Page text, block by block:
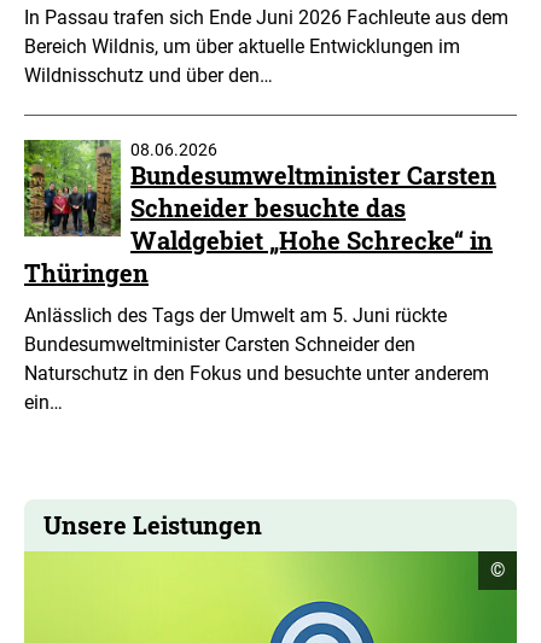
In Passau trafen sich Ende Juni 2026 Fachleute aus dem
Bereich Wildnis, um über aktuelle Entwicklungen im
Wildnisschutz und über den…
08.06.2026
Bundesumweltminister Carsten
Schneider besuchte das
Waldgebiet „Hohe Schrecke“ in
Thüringen
Anlässlich des Tags der Umwelt am 5. Juni rückte
Bundesumweltminister Carsten Schneider den
Naturschutz in den Fokus und besuchte unter anderem
ein…
Unsere Leistungen
©